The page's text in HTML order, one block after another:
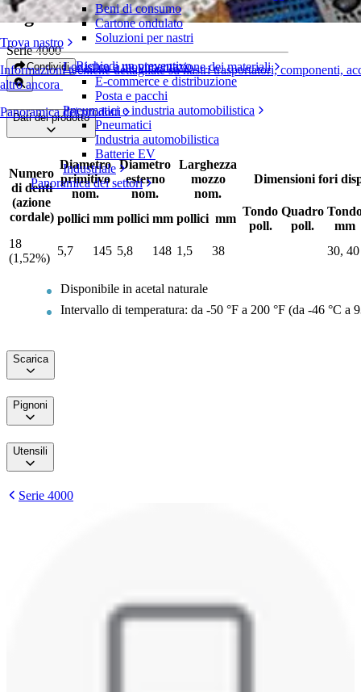
Trova nastro
Informazioni tecniche dettagliate su nastri trasportatori, componenti,
altro ancora
Panoramica dei prodotti
Beni di consumo
Cartone ondulato
Soluzioni per nastri
Logistica e movimentazione dei materiali
E-commerce e distribuzione
Posta e pacchi
Pneumatici e industria automobilistica
Pneumatici
Industria automobilistica
Batterie EV
Industriale
Panoramica dei settori
Pignoni in acetal fresati
Serie 4000
Condividi Richiedi un preventivo
Dati del prodotto
Numero
di denti
(azione
cordale)
Diametro
primitivo
nom.
Diametro
esterno
nom.
Larghezza
mozzo
nom.
Dimensioni fori
pollici mm pollici mm pollici mm
Tondo
poll.
Quadro
poll.
mm
18
(1,52%)
5,7 145 5,8 148 1,5 38 30, 40
Disponibile in acetal naturale
Intervallo di temperatura: da -50 °F a 200 °F (da -46 °C a
Scarica
Pignoni
Utensili
Serie 4000